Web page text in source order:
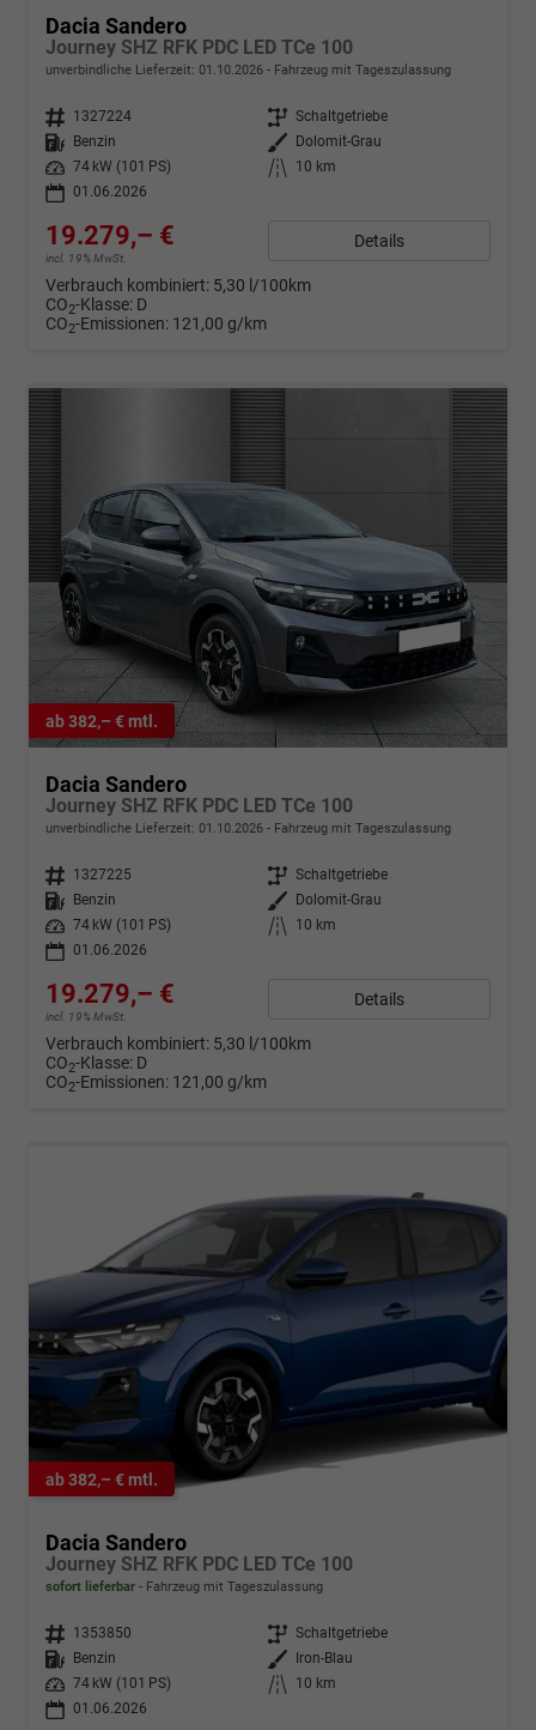
Dacia Sandero
Journey SHZ RFK PDC LED TCe 100
unverbindliche Lieferzeit: 01.10.2026 Fahrzeug mit Tageszulassung
Fahrzeugnr. 1327224 Getriebe Schaltgetriebe
Kraftstoff
Benzin Außenfarbe
Dolomit-Grau
Leistung
74 kW (101 PS) Kilometerstand
10 km
01.06.2026
19.279,– €
incl. 19% MwSt.
Details
Verbrauch kombiniert: 5,30 l/100km
CO2-Klasse: D
CO2-Emissionen: 121,00 g/km
ab 382,– € mtl.
Dacia Sandero
Journey SHZ RFK PDC LED TCe 100
unverbindliche Lieferzeit: 01.10.2026 Fahrzeug mit Tageszulassung
Fahrzeugnr. 1327225 Getriebe Schaltgetriebe
Kraftstoff
Benzin Außenfarbe
Dolomit-Grau
Leistung
74 kW (101 PS) Kilometerstand
10 km
01.06.2026
19.279,– €
incl. 19% MwSt.
Details
Verbrauch kombiniert: 5,30 l/100km
CO2-Klasse: D
CO2-Emissionen: 121,00 g/km
ab 382,– € mtl.
Dacia Sandero
Journey SHZ RFK PDC LED TCe 100
sofort lieferbar Fahrzeug mit Tageszulassung
Fahrzeugnr. 1353850 Getriebe Schaltgetriebe
Kraftstoff
Benzin Außenfarbe
Iron-Blau
Leistung
74 kW (101 PS) Kilometerstand
10 km
01.06.2026